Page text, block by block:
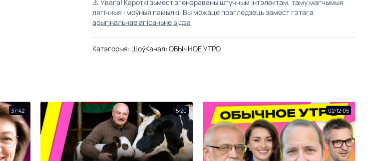
⚠️Увага! Кароткі зьмест згенэраваны штучным інтэлектам, таму магчымыя
лягічныя і моўныя памылкі. Вы можаце прагледзець замест гэтага
арыгінальнае апісаньне відэа
Катэгорыя: ШоўКанал: ОБЫЧНОЕ УТРО
37:42 15:20 02:12:05